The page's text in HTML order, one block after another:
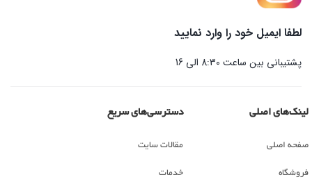
لطفا ایمیل خود را وارد نمایید
پشتیبانی بین ساعت 8:30 الی 16
لینک‌های اصلی
صفحه اصلی
فروشگاه
دسترسی‌های سریع
مقالات سایت
خدمات